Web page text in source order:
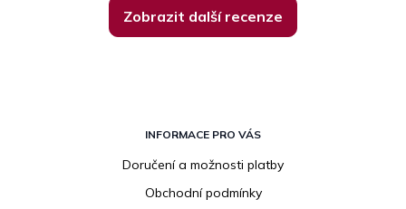
Zobrazit další recenze
INFORMACE PRO VÁS
Doručení a možnosti platby
Obchodní podmínky